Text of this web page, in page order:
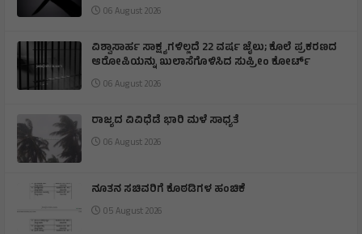
06 August 2026
ವಿಶ್ವಾಸಾರ್ಹ ಸಾಕ್ಷ್ಯಗಳಿಲ್ಲದೆ 22 ವರ್ಷ ಜೈಲು; ಕೊಲೆ ಪ್ರಕರಣದ
ಆರೋಪಿಯನ್ನು ಖುಲಾಸೆಗೊಳಿಸಿದ ಸುಪ್ರೀಂ ಕೋರ್ಟ್
06 August 2026
ರಾಜ್ಯದ ವಿವಿಧೆಡೆ ಭಾರಿ ಮಳೆ ಸಾಧ್ಯತೆ
06 August 2026
ನೂತನ ಸಚಿವರಿಗೆ ಕೊಠಡಿಗಳ ಹಂಚಿಕೆ
05 August 2026